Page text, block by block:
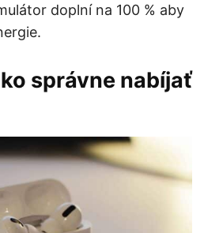
doplní na 100 % aby
správne nabíjať